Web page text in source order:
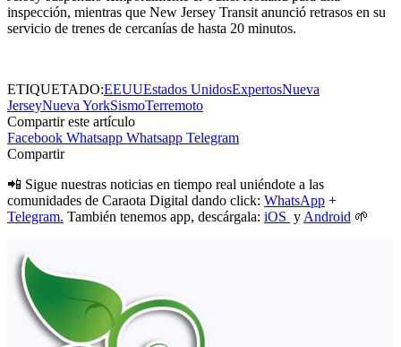
inspección, mientras que New Jersey Transit anunció retrasos en su
servicio de trenes de cercanías de hasta 20 minutos.
ETIQUETADO:EEUUEstados UnidosExpertosNueva
JerseyNueva YorkSismoTerremoto
Compartir este artículo
Facebook Whatsapp Whatsapp Telegram
Compartir
📲 Sigue nuestras noticias en tiempo real uniéndote a las
comunidades de Caraota Digital dando click: WhatsApp +
Telegram. También tenemos app, descárgala: iOS y Android 🌱